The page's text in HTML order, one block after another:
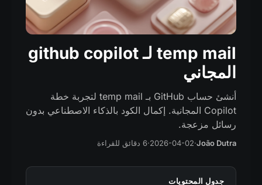
temp mail لـ github copilot
المجاني
أنشئ حساب GitHub بـ temp mail لتجربة خطة
Copilot المجانية. إكمال الكود بالذكاء الاصطناعي بدون
رسائل مزعجة.
João Dutra
·
2026-04-02
·6 دقائق للقراءة
جدول المحتويات